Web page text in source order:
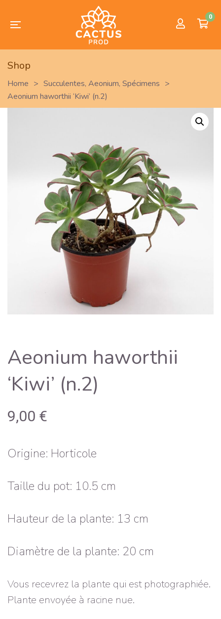
0
Shop
Home > Succulentes, Aeonium, Spécimens >
Aeonium haworthii ‘Kiwi’ (n.2)
Aeonium haworthii
‘Kiwi’ (n.2)
9,00 €
Origine: Horticole
Taille du pot: 10.5 cm
Hauteur de la plante: 13 cm
Diamètre de la plante: 20 cm
Vous recevrez la plante qui est photographiée.
Plante envoyée à racine nue.